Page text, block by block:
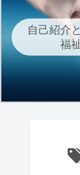
自己紹介
福